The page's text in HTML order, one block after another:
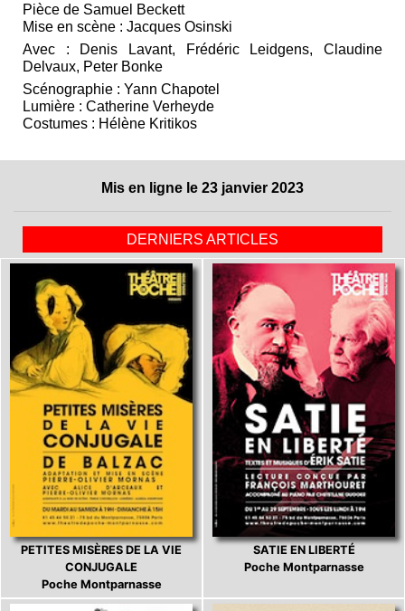
Pièce de Samuel Beckett
Mise en scène : Jacques Osinski
Avec : Denis Lavant, Frédéric Leidgens, Claudine
Delvaux, Peter Bonke
Scénographie : Yann Chapotel
Lumière : Catherine Verheyde
Costumes : Hélène Kritikos
Mis en ligne le 23 janvier 2023
DERNIERS ARTICLES
PETITES MISÈRES DE LA VIE
CONJUGALE
Poche Montparnasse
SATIE EN LIBERTÉ
Poche Montparnasse